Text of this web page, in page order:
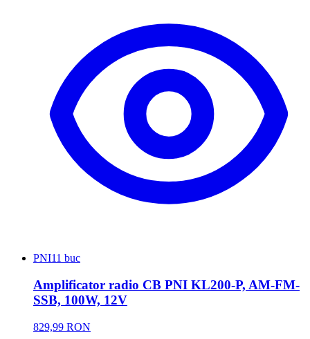
PNI11 buc
Amplificator radio CB PNI KL200-P, AM-FM-
SSB, 100W, 12V
829,99 RON